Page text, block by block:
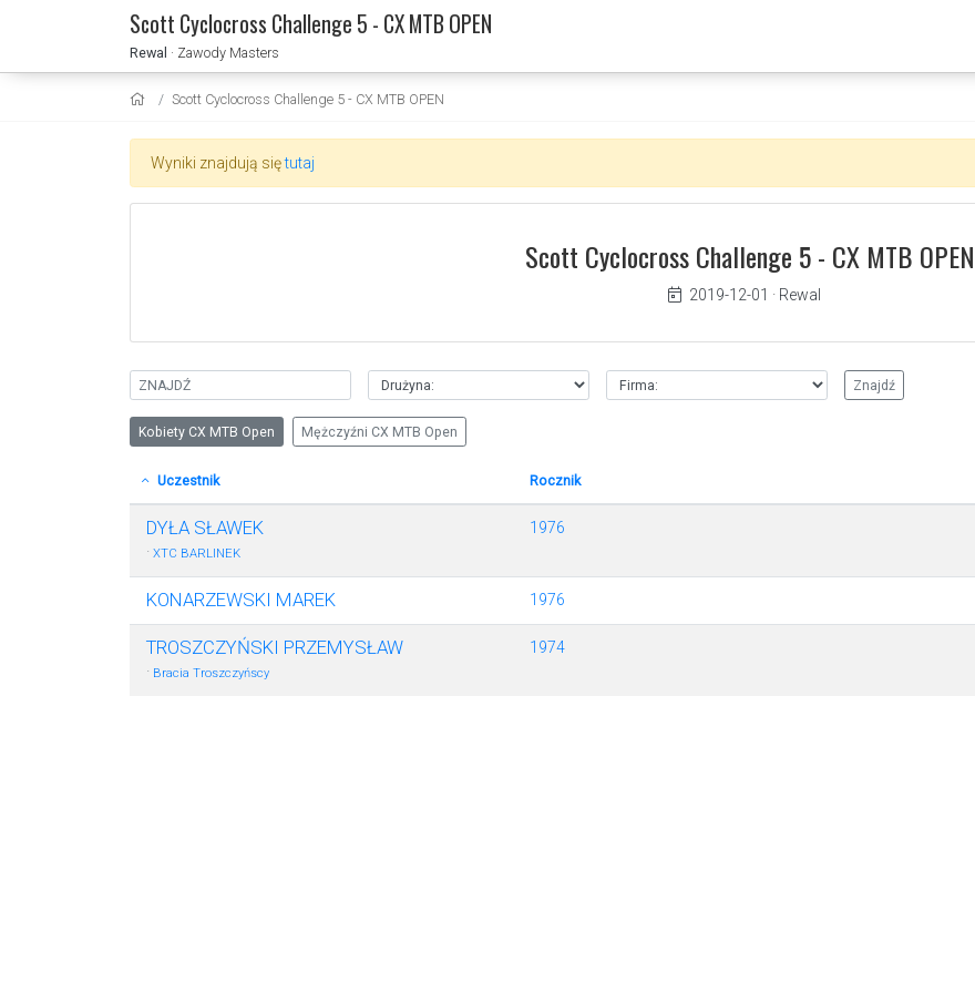
Scott Cyclocross Challenge 5 - CX MTB OPEN
Rewal · Zawody Masters
Scott Cyclocross Challenge 5 - CX MTB OPEN
Wyniki znajdują siętutaj
Scott Cyclocross Challenge 5 - CX MTB OPEN
2019-12-01 · Rewal
Kobiety CX MTB Open Mężczyźni CX MTB Open
Uczestnik Rocznik
DYŁA SŁAWEK
· XTC BARLINEK
1976
KONARZEWSKI MAREK 1976
TROSZCZYŃSKI PRZEMYSŁAW
· Bracia Troszczyńscy
1974